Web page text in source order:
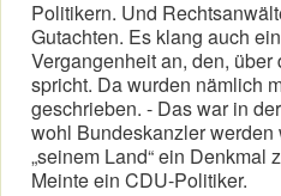
Politikern. Und
Gutachten. Es klang auch
Vergangenheit an, den,
spricht. Da wurden nämlich
geschrieben. - Das war in
wohl Bundeskanzler werden
„seinem Land“ ein Denkmal
Meinte ein CDU-Politiker.